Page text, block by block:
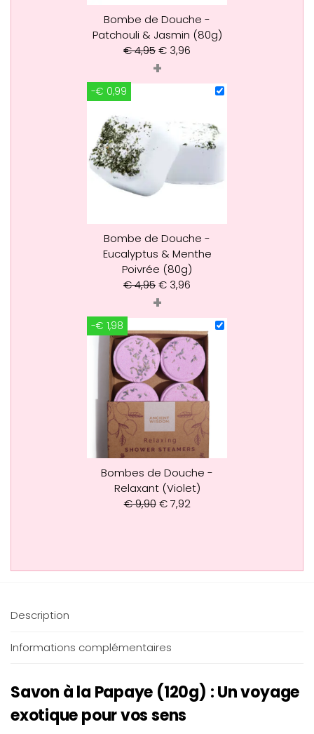
Bombe de Douche -
Patchouli & Jasmin (80g)
€4,95€ 3,96
+
-€ 0,99
Bombe de Douche -
Eucalyptus & Menthe
Poivrée (80g)
€4,95€ 3,96
+
-€ 1,98
Bombes de Douche -
Relaxant (Violet)
€9,90 €7,92
Description
Informations complémentaires
Savon à la Papaye (120g) : Un voyage
exotique pour vos sens